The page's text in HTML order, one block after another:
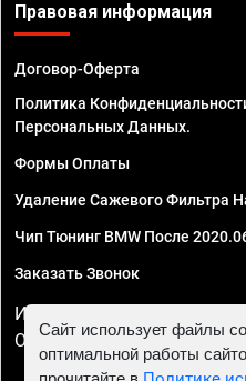
Правовая информация
Договор-Оферта
Политика
Персональных Данных.
Формы Оплаты
Удаление Сажевого Фильтра
Чип Тюнинг BMW После
Заказать Звонок
ИП Смирнов Георгий
ОГРНИП 324470400032610
Сайт использует файлы
оптимальной работы